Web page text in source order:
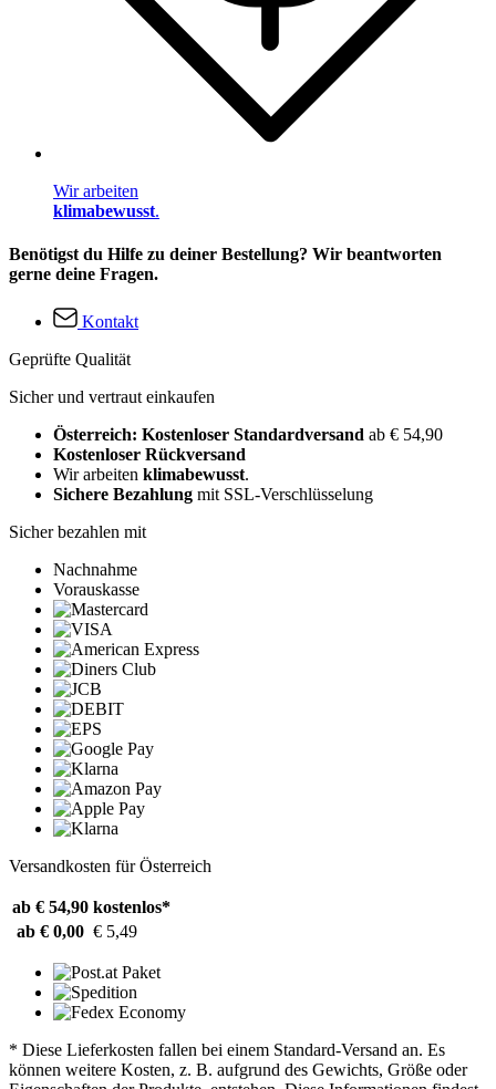
Wir arbeiten
klimabewusst.
Benötigst du Hilfe zu deiner Bestellung? Wir beantworten
gerne deine Fragen.
Kontakt
Geprüfte Qualität
Sicher und vertraut einkaufen
Österreich: Kostenloser Standardversand ab € 54,90
Kostenloser Rückversand
Wir arbeiten klimabewusst.
Sichere Bezahlung mit SSL-Verschlüsselung
Sicher bezahlen mit
Nachnahme
Vorauskasse
Versandkosten für Österreich
ab € 54,90 kostenlos*
ab € 0,00 € 5,49
* Diese Lieferkosten fallen bei einem Standard-Versand an. Es
können weitere Kosten, z. B. aufgrund des Gewichts, Größe oder